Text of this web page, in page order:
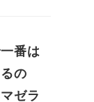
番は
の
ゼラ